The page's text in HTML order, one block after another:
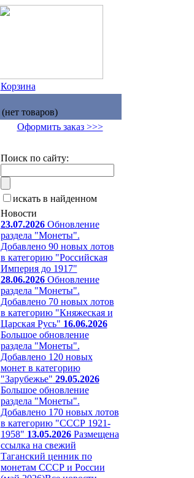
Корзина
(нет товаров)
Оформить заказ >>>
Поиск по сайту:
искать в найденном
Новости
23.07.2026Обновление
раздела "Монеты".
Добавлено 90 новых лотов
в категорию "Российская
Империя до 1917"
28.06.2026Обновление
раздела "Монеты".
Добавлено 70 новых лотов
в категорию "Княжеская и
Царская Русь" 16.06.2026
Большое обновление
раздела "Монеты".
Добавлено 120 новых
монет в категорию
"Зарубежье" 29.05.2026
Большое обновление
раздела "Монеты".
Добавлено 170 новых лотов
в категорию "СССР 1921-
1958" 13.05.2026Размещена
ссылка на свежий
Таганский ценник по
монетам СССР и России